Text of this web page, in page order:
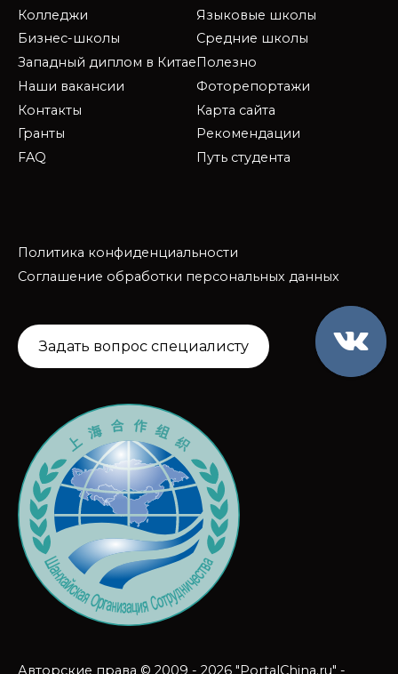
Колледжи
Бизнес-школы
Западный диплом в Китае
Наши вакансии
Контакты
Гранты
FAQ
Языковые школы
Средние школы
Полезно
Фоторепортажи
Карта сайта
Рекомендации
Путь студента
Политика конфиденциальности
Соглашение обработки персональных данных
Задать вопрос специалисту
Авторские права © 2009 - 2026 "PortalChina.ru" -